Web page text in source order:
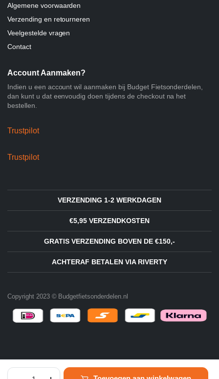
Algemene voorwaarden
Verzending en retourneren
Veelgestelde vragen
Contact
Account Aanmaken?
Indien u een account wil aanmaken bij Budget Fietsonderdelen,
dan kunt u dat eenvoudig doen tijdens de checkout na het
bestellen.
Trustpilot
Trustpilot
VERZENDING 1-2 WERKDAGEN
€5,95 VERZENDKOSTEN
GRATIS VERZENDING BOVEN DE €150,-
ACHTERAF BETALEN VIA RIVERTY
Copyright 2023 © Budgetfietsonderdelen.nl